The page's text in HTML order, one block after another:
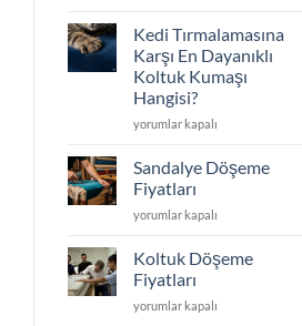
için
Koltuk
Nasıl
Yenilenir?
Yüz
Değişimi
Dayanıklı
Kumaş
Seçimi
için
Kedi Tırmalamasına
Karşı En Dayanıklı
Koltuk Kumaşı
Hangisi?
Kedi
Karşı
Dayanıklı
Koltuk
Hangisi?
için
yorumlar kapalı
Sandalye Döşeme
Fiyatları
Sandalye
Fiyatları
yorumlar kapalı
Koltuk Döşeme
Fiyatları
Koltuk
yorumlar kapalı